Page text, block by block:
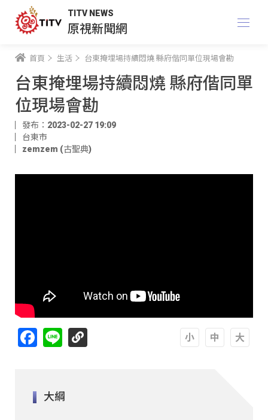
TITV NEWS
原視新聞網
首頁 生活 台東掩埋場持續悶燒 縣府偕同單位現場會勘
台東掩埋場持續悶燒 縣府偕同單
位現場會勘
發布：2023-02-27 19:09
台東市
zemzem (古聖典)
Facebook
Line
大綱